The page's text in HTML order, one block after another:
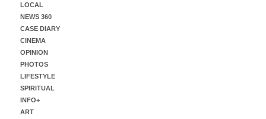
LOCAL
NEWS 360
CASE DIARY
CINEMA
OPINION
PHOTOS
LIFESTYLE
SPIRITUAL
INFO+
ART